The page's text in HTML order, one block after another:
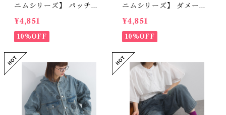
ニムシリーズ】 パッチワ
ークロゴデニムパンツ / P
atchwork Logo Denim
Pants
¥4,851
10%OFF
ニムシリーズ】 ダメージ
ペイントデニムパンツ / D
amage Patchwork Deni
m Pants
¥4,851
10%OFF